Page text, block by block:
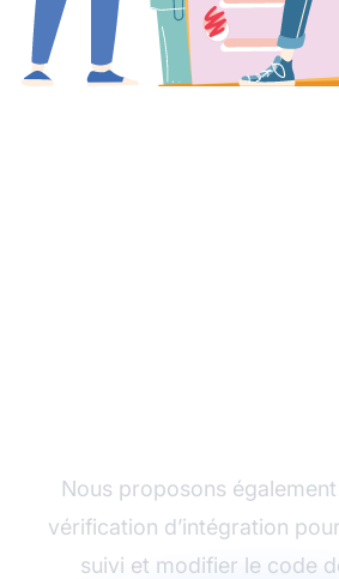
Nous proposons
vérification d’intégration
suivi et modifier le code